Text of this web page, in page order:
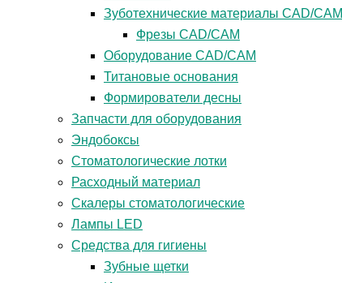
Зуботехнические материалы CAD/CAM
Фрезы CAD/CAM
Оборудование CAD/CAM
Титановые основания
Формирователи десны
Запчасти для оборудования
Эндобоксы
Стоматологические лотки
Расходный материал
Скалеры стоматологические
Лампы LED
Средства для гигиены
Зубные щетки